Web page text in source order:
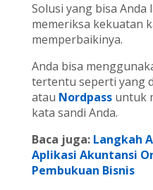
Solusi yang bisa Anda
memeriksa kekuatan
memperbaikinya.
Anda bisa
tertentu seperti yang
atau Nordpass untuk
kata sandi Anda.
Baca juga: Langkah
Aplikasi Akuntansi
Pembukuan Bisnis